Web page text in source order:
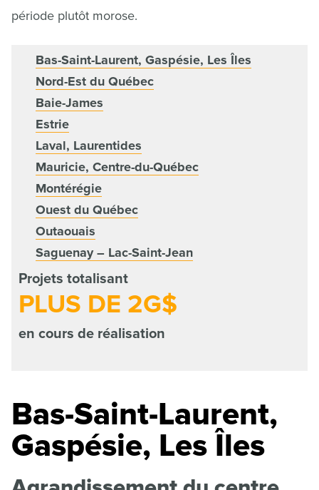
période plutôt morose.
Bas-Saint-Laurent, Gaspésie, Les Îles
Nord-Est du Québec
Baie-James
Estrie
Laval, Laurentides
Mauricie, Centre-du-Québec
Montérégie
Ouest du Québec
Outaouais
Saguenay – Lac-Saint-Jean
Projets totalisant
PLUS DE 2G$
en cours de réalisation
Bas-Saint-Laurent,
Gaspésie, Les Îles